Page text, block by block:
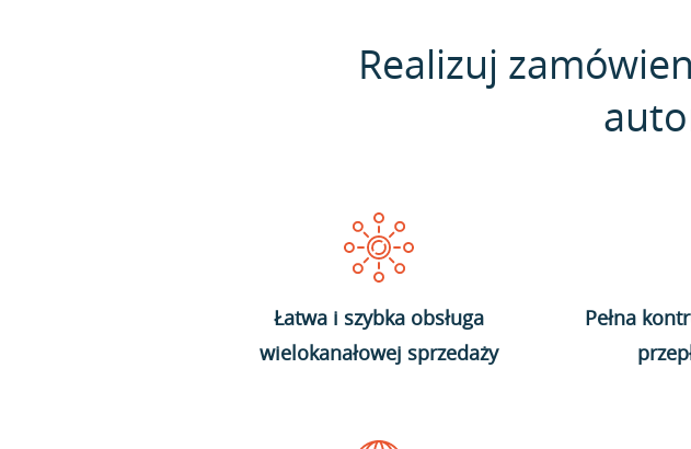
Realizuj
Łatwa i szybka obsługa
wielokanałowej sprzedaży
Pełna